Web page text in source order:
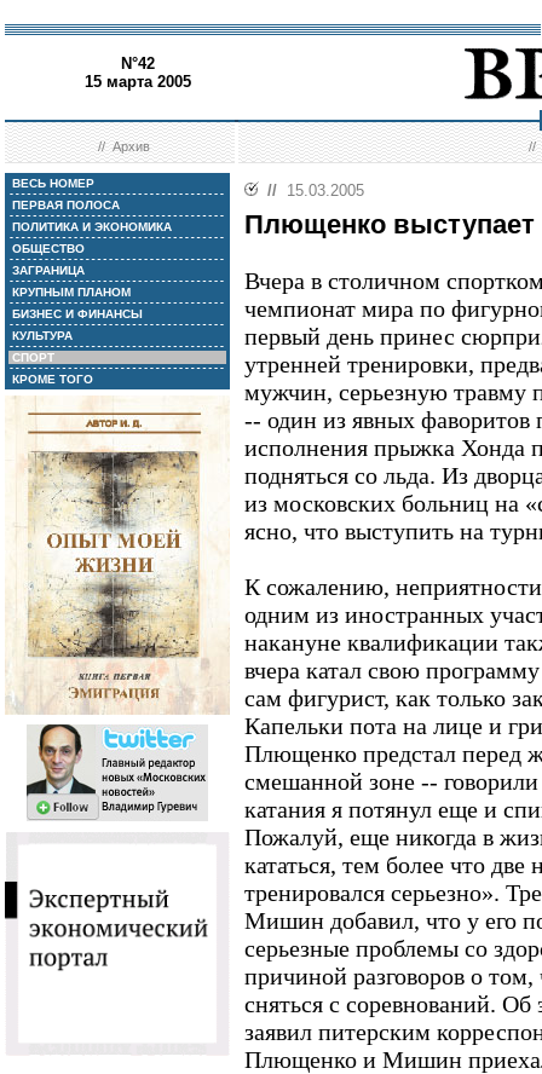
N°42
15 марта 2005
//Архив //
ВЕСЬ НОМЕР
ПЕРВАЯ ПОЛОСА
ПОЛИТИКА И ЭКОНОМИКА
ОБЩЕСТВО
ЗАГРАНИЦА
КРУПНЫМ ПЛАНОМ
БИЗНЕС И ФИНАНСЫ
КУЛЬТУРА
СПОРТ
КРОМЕ ТОГО
// 15.03.2005
Плющенко выступает
Вчера в столичном
чемпионат мира по
первый день принес
утренней тренировки,
мужчин, серьезную травму
-- один из явных фаворитов
исполнения прыжка Хонда
подняться со льда. Из
из московских больниц на
ясно, что выступить на
К сожалению,
одним из иностранных
накануне квалификации
вчера катал свою
сам фигурист, как только
Капельки пота на лице и
Плющенко предстал перед
смешанной зоне --
катания я потянул еще и
Пожалуй, еще никогда в
кататься, тем более что
тренировался серьезно».
Мишин добавил, что у его
серьезные проблемы со
причиной разговоров о
сняться с соревнований.
заявил питерским
Плющенко и Мишин